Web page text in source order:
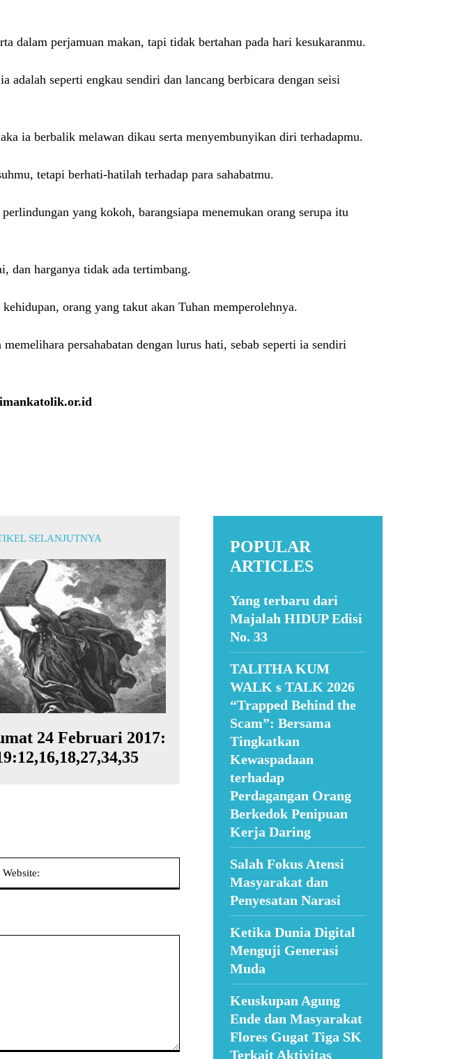
dalam perjamuan makan, tapi tidak bertahan pada hari kesukaranmu.
adalah seperti engkau sendiri dan lancang berbicara dengan seisi
ia berbalik melawan dikau serta menyembunyikan diri terhadapmu.
tetapi berhati-hatilah terhadap para sahabatmu.
yang kokoh, barangsiapa menemukan orang serupa itu
dan harganya tidak ada tertimbang.
orang yang takut akan Tuhan memperolehnya.
persahabatan dengan lurus hati, sebab seperti ia sendiri
SELANJUTNYA
24 Februari 2017:
POPULAR
ARTICLES
Yang terbaru dari
Majalah HIDUP Edisi
No. 33
TALITHA KUM
WALK s TALK 2026
“Trapped Behind the
Scam”: Bersama
Tingkatkan
Kewaspadaan
terhadap
Perdagangan Orang
Berkedok Penipuan
Kerja Daring
Salah Fokus Atensi
Masyarakat dan
Penyesatan Narasi
Ketika Dunia Digital
Menguji Generasi
Muda
Keuskupan Agung
Ende dan Masyarakat
Flores Gugat Tiga SK
Terkait Aktivitas